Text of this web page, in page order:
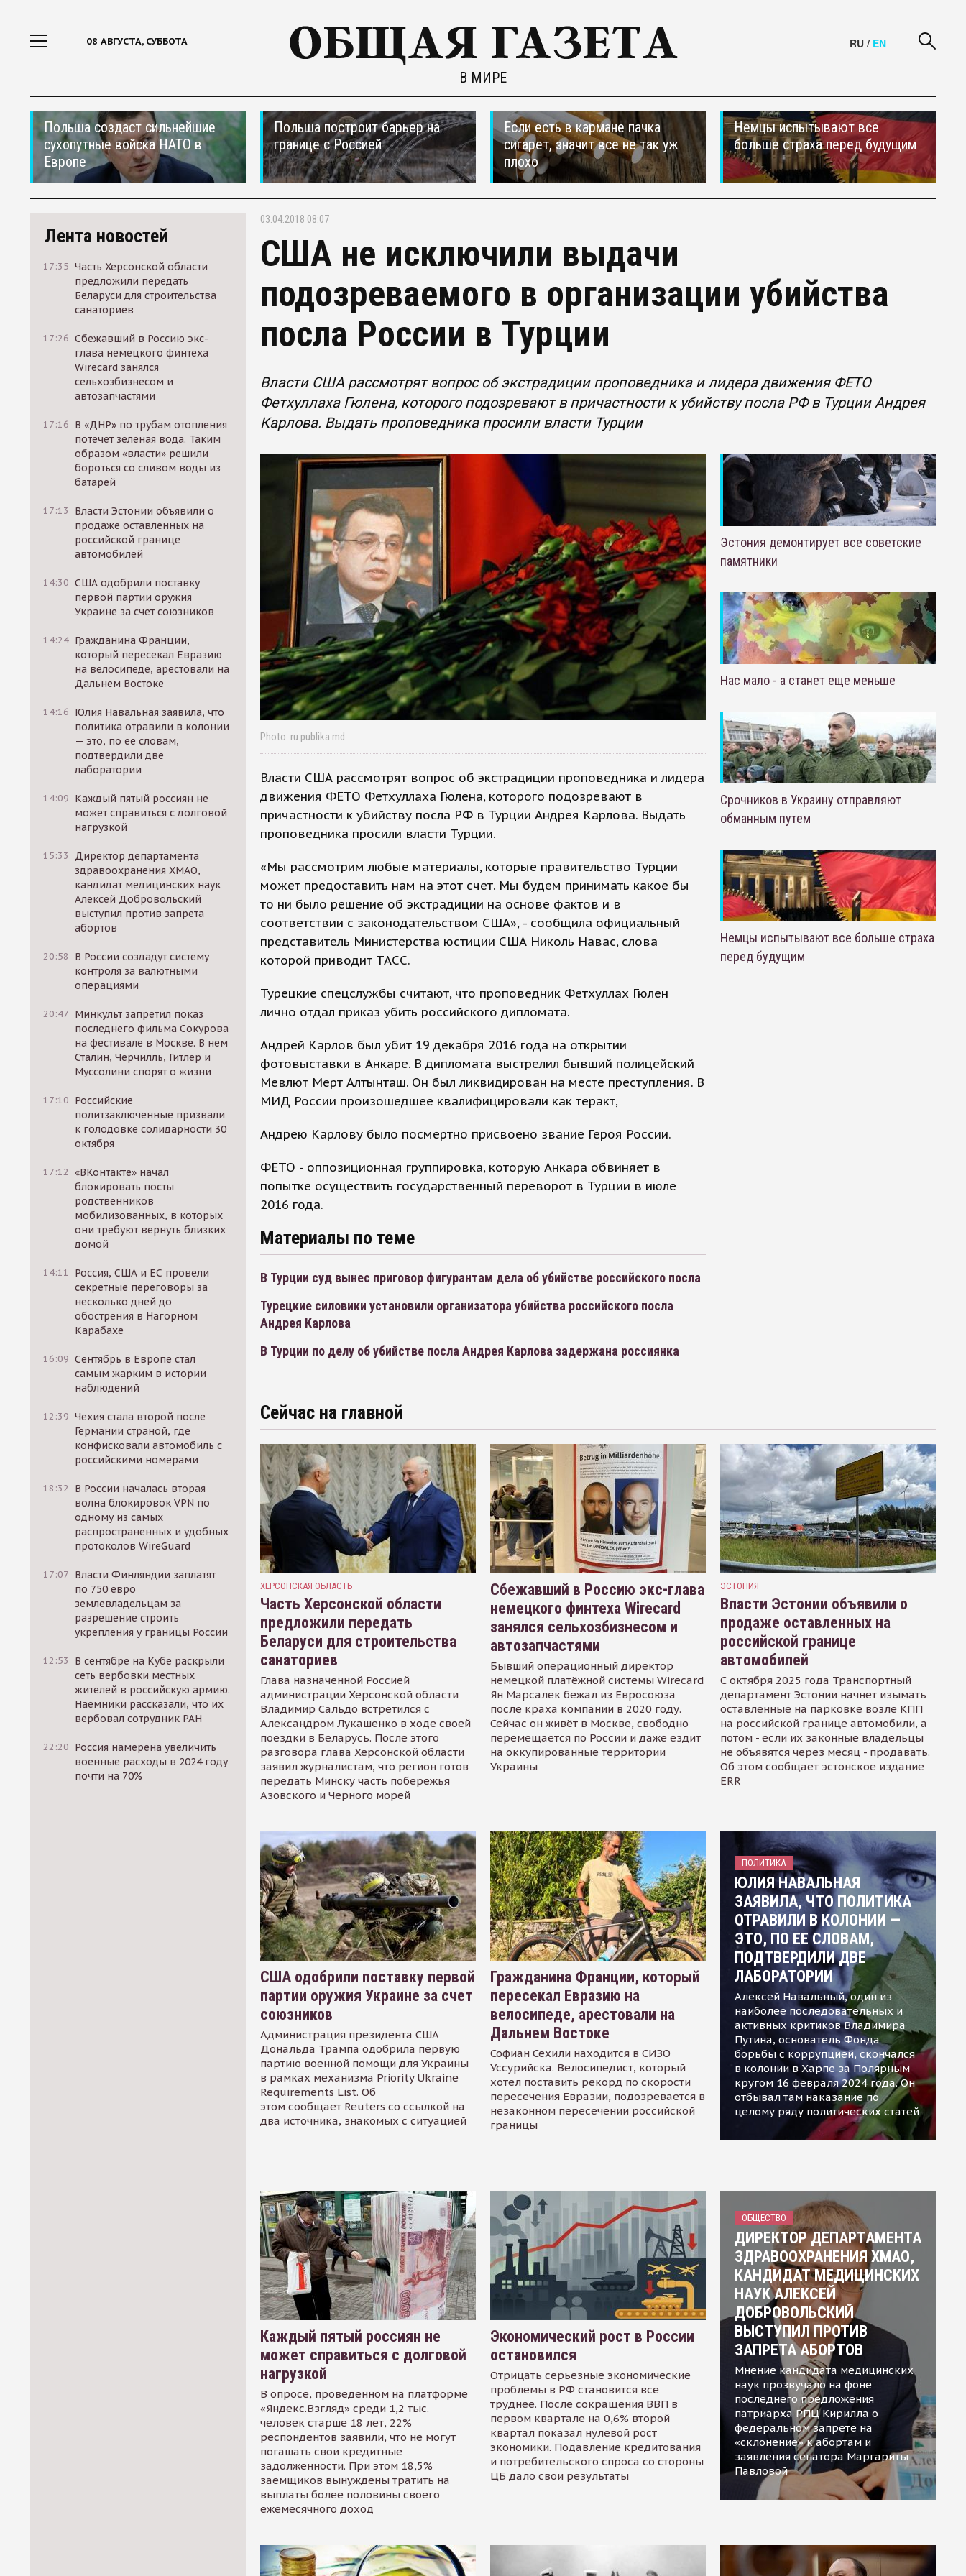
08 АВГУСТА, СУББОТА
В МИРЕ
RU / EN
Польша создаст сильнейшие
сухопутные войска НАТО в
Европе
Польша построит барьер на
границе с Россией
Если есть в кармане пачка
сигарет, значит все не так уж
плохо
Немцы испытывают все
больше страха перед будущим
Лента новостей
17:35 Часть Херсонской области
предложили передать
Беларуси для строительства
санаториев
17:26 Сбежавший в Россию экс-
глава немецкого финтеха
Wirecard занялся
сельхозбизнесом и
автозапчастями
17:16 В «ДНР» по трубам отопления
потечет зеленая вода. Таким
образом «власти» решили
бороться со сливом воды из
батарей
17:13
Власти Эстонии объявили о
продаже оставленных на
российской границе
автомобилей
14:30 США одобрили поставку
первой партии оружия
Украине за счет союзников
14:24 Гражданина Франции,
который пересекал Евразию
на велосипеде, арестовали на
Дальнем Востоке
14:16 Юлия Навальная заявила, что
политика отравили в колонии
— это, по ее словам,
подтвердили две
лаборатории
14:09 Каждый пятый россиян не
может справиться с долговой
нагрузкой
15:33
Директор департамента
здравоохранения ХМАО,
кандидат медицинских наук
Алексей Добровольский
выступил против запрета
абортов
20:58
В России создадут систему
контроля за валютными
операциями
20:47 Минкульт запретил показ
последнего фильма Сокурова
на фестивале в Москве. В нем
Сталин, Черчилль, Гитлер и
Муссолини спорят о жизни
17:10 Российские
политзаключенные призвали
к голодовке солидарности 30
октября
17:12 «ВКонтакте» начал
блокировать посты
родственников
мобилизованных, в которых
они требуют вернуть близких
домой
14:11
Россия, США и ЕС провели
секретные переговоры за
несколько дней до
обострения в Нагорном
Карабахе
16:09 Сентябрь в Европе стал
самым жарким в истории
наблюдений
12:39 Чехия стала второй после
Германии страной, где
конфисковали автомобиль с
российскими номерами
18:32
В России началась вторая
волна блокировок VPN по
одному из самых
распространенных и удобных
протоколов WireGuard
17:07 Власти Финляндии заплатят
по 750 евро
землевладельцам за
разрешение строить
укрепления у границы России
12:53
В сентябре на Кубе раскрыли
сеть вербовки местных
жителей в российскую армию.
Наемники рассказали, что их
вербовал сотрудник РАН
22:20 Россия намерена увеличить
военные расходы в 2024 году
почти на 70%
03.04.2018 08:07
США не исключили выдачи
подозреваемого в организации убийства
посла России в Турции
Власти США рассмотрят вопрос об экстрадиции проповедника и лидера движения ФЕТО
Фетхуллаха Гюлена, которого подозревают в причастности к убийству посла РФ в Турции Андрея
Карлова. Выдать проповедника просили власти Турции
Photo: ru.publika.md
Власти США рассмотрят вопрос об экстрадиции проповедника и лидера
движения ФЕТО Фетхуллаха Гюлена, которого подозревают в
причастности к убийству посла РФ в Турции Андрея Карлова. Выдать
проповедника просили власти Турции.
«Мы рассмотрим любые материалы, которые правительство Турции
может предоставить нам на этот счет. Мы будем принимать какое бы
то ни было решение об экстрадиции на основе фактов и в
соответствии с законодательством США», - сообщила официальный
представитель Министерства юстиции США Николь Навас, слова
которой приводит ТАСС.
Турецкие спецслужбы считают, что проповедник Фетхуллах Гюлен
лично отдал приказ убить российского дипломата.
Андрей Карлов был убит 19 декабря 2016 года на открытии
фотовыставки в Анкаре. В дипломата выстрелил бывший полицейский
Мевлют Мерт Алтынташ. Он был ликвидирован на месте преступления. В
МИД России произошедшее квалифицировали как теракт,
Андрею Карлову было посмертно присвоено звание Героя России.
ФЕТО - оппозиционная группировка, которую Анкара обвиняет в
попытке осуществить государственный переворот в Турции в июле
2016 года.
Материалы по теме
В Турции суд вынес приговор фигурантам дела об убийстве российского посла
Турецкие силовики установили организатора убийства российского посла
Андрея Карлова
В Турции по делу об убийстве посла Андрея Карлова задержана россиянка
Эстония демонтирует все советские
памятники
Нас мало - а станет еще меньше
Срочников в Украину отправляют
обманным путем
Немцы испытывают все больше страха
перед будущим
Сейчас на главной
ХЕРСОНСКАЯ ОБЛАСТЬ
Часть Херсонской области
предложили передать
Беларуси для строительства
санаториев
Глава назначенной Россией
администрации Херсонской области
Владимир Сальдо встретился с
Александром Лукашенко в ходе своей
поездки в Беларусь. После этого
разговора глава Херсонской области
заявил журналистам, что регион готов
передать Минску часть побережья
Азовского и Черного морей
Сбежавший в Россию экс-глава
немецкого финтеха Wirecard
занялся сельхозбизнесом и
автозапчастями
Бывший операционный директор
немецкой платёжной системы Wirecard
Ян Марсалек бежал из Евросоюза
после краха компании в 2020 году.
Сейчас он живёт в Москве, свободно
перемещается по России и даже ездит
на оккупированные территории
Украины
ЭСТОНИЯ
Власти Эстонии объявили о
продаже оставленных на
российской границе
автомобилей
С октября 2025 года Транспортный
департамент Эстонии начнет изымать
оставленные на парковке возле КПП
на российской границе автомобили, а
потом - если их законные владельцы
не объявятся через месяц - продавать.
Об этом сообщает эстонское издание
ERR
США одобрили поставку первой
партии оружия Украине за счет
союзников
Администрация президента США
Дональда Трампа одобрила первую
партию военной помощи для Украины
в рамках механизма Priority Ukraine
Requirements List. Об
этом сообщает Reuters со ссылкой на
два источника, знакомых с ситуацией
Гражданина Франции, который
пересекал Евразию на
велосипеде, арестовали на
Дальнем Востоке
Софиан Сехили находится в СИЗО
Уссурийска. Велосипедист, который
хотел поставить рекорд по скорости
пересечения Евразии, подозревается в
незаконном пересечении российской
границы
ПОЛИТИКА
ЮЛИЯ НАВАЛЬНАЯ
ЗАЯВИЛА, ЧТО ПОЛИТИКА
ОТРАВИЛИ В КОЛОНИИ —
ЭТО, ПО ЕЕ СЛОВАМ,
ПОДТВЕРДИЛИ ДВЕ
ЛАБОРАТОРИИ
Алексей Навальный, один из
наиболее последовательных и
активных критиков Владимира
Путина, основатель Фонда
борьбы с коррупцией, скончался
в колонии в Харпе за Полярным
кругом 16 февраля 2024 года. Он
отбывал там наказание по
целому ряду политических статей
Каждый пятый россиян не
может справиться с долговой
нагрузкой
В опросе, проведенном на платформе
«Яндекс.Взгляд» среди 1,2 тыс.
человек старше 18 лет, 22%
респондентов заявили, что не могут
погашать свои кредитные
задолженности. При этом 18,5%
заемщиков вынуждены тратить на
выплаты более половины своего
ежемесячного доход
Экономический рост в России
остановился
Отрицать серьезные экономические
проблемы в РФ становится все
труднее. После сокращения ВВП в
первом квартале на 0,6% второй
квартал показал нулевой рост
экономики. Подавление кредитования
и потребительского спроса со стороны
ЦБ дало свои результаты
ОБЩЕСТВО
ДИРЕКТОР ДЕПАРТАМЕНТА
ЗДРАВООХРАНЕНИЯ ХМАО,
КАНДИДАТ МЕДИЦИНСКИХ
НАУК АЛЕКСЕЙ
ДОБРОВОЛЬСКИЙ
ВЫСТУПИЛ ПРОТИВ
ЗАПРЕТА АБОРТОВ
Мнение кандидата медицинских
наук прозвучало на фоне
последнего предложения
патриарха РПЦ Кирилла о
федеральном запрете на
«склонение» к абортам и
заявления сенатора Маргариты
Павловой